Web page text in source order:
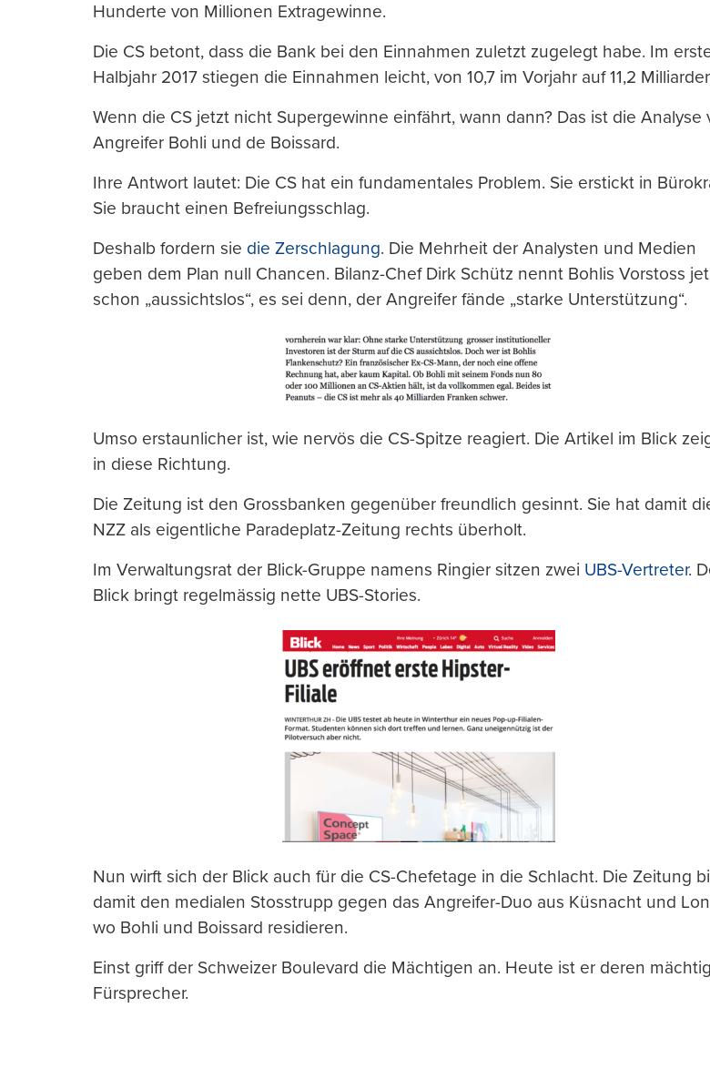
Hunderte von Millionen Extragewinne.
Die CS betont, dass die Bank bei den Einnahmen zuletzt zugelegt habe. Im
Halbjahr 2017 stiegen die Einnahmen leicht, von 10,7 im Vorjahr auf 11,2
Wenn die CS jetzt nicht Supergewinne einfährt, wann dann? Das ist die Analyse
Angreifer Bohli und de Boissard.
Ihre Antwort lautet: Die CS hat ein fundamentales Problem. Sie erstickt in
Sie braucht einen Befreiungsschlag.
Deshalb fordern sie die Zerschlagung. Die Mehrheit der Analysten und Medien
geben dem Plan null Chancen. Bilanz-Chef Dirk Schütz nennt Bohlis Vorstoss
schon „aussichtslos“, es sei denn, der Angreifer fände „starke Unterstützung“.
Umso erstaunlicher ist, wie nervös die CS-Spitze reagiert. Die Artikel im Blick
in diese Richtung.
Die Zeitung ist den Grossbanken gegenüber freundlich gesinnt. Sie hat damit
NZZ als eigentliche Paradeplatz-Zeitung rechts überholt.
Im Verwaltungsrat der Blick-Gruppe namens Ringier sitzen zwei UBS-Vertreter.
Blick bringt regelmässig nette UBS-Stories.
Nun wirft sich der Blick auch für die CS-Chefetage in die Schlacht. Die Zeitung
damit den medialen Stosstrupp gegen das Angreifer-Duo aus Küsnacht und
wo Bohli und Boissard residieren.
Einst griff der Schweizer Boulevard die Mächtigen an. Heute ist er deren
Fürsprecher.